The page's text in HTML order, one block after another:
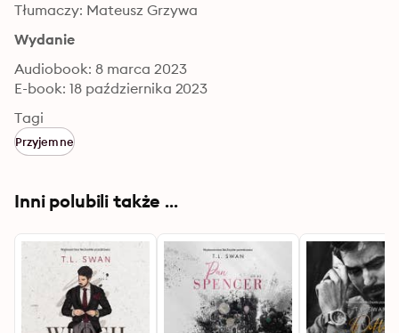
Tłumaczy: Mateusz Grzywa
Wydanie
Audiobook: 8 marca 2023
E-book: 18 października 2023
Tagi
Przyjemne
Inni polubili także ...